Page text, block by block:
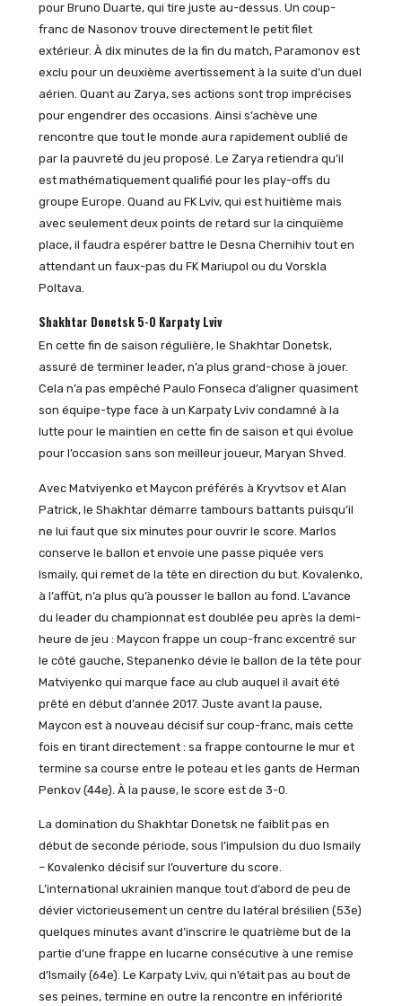
pour Bruno Duarte, qui tire juste au-dessus. Un coup-
franc de Nasonov trouve directement le petit filet
extérieur. À dix minutes de la fin du match, Paramonov est
exclu pour un deuxième avertissement à la suite d’un duel
aérien. Quant au Zarya, ses actions sont trop imprécises
pour engendrer des occasions. Ainsi s’achève une
rencontre que tout le monde aura rapidement oublié de
par la pauvreté du jeu proposé. Le Zarya retiendra qu’il
est mathématiquement qualifié pour les play-offs du
groupe Europe. Quand au FK Lviv, qui est huitième mais
avec seulement deux points de retard sur la cinquième
place, il faudra espérer battre le Desna Chernihiv tout en
attendant un faux-pas du FK Mariupol ou du Vorskla
Poltava.
Shakhtar Donetsk 5-0 Karpaty Lviv
En cette fin de saison régulière, le Shakhtar Donetsk,
assuré de terminer leader, n’a plus grand-chose à jouer.
Cela n’a pas empêché Paulo Fonseca d’aligner quasiment
son équipe-type face à un Karpaty Lviv condamné à la
lutte pour le maintien en cette fin de saison et qui évolue
pour l’occasion sans son meilleur joueur, Maryan Shved.
Avec Matviyenko et Maycon préférés à Kryvtsov et Alan
Patrick, le Shakhtar démarre tambours battants puisqu’il
ne lui faut que six minutes pour ouvrir le score. Marlos
conserve le ballon et envoie une passe piquée vers
Ismaily, qui remet de la tête en direction du but. Kovalenko,
à l’affût, n’a plus qu’à pousser le ballon au fond. L’avance
du leader du championnat est doublée peu après la demi-
heure de jeu : Maycon frappe un coup-franc excentré sur
le côté gauche, Stepanenko dévie le ballon de la tête pour
Matviyenko qui marque face au club auquel il avait été
prêté en début d’année 2017. Juste avant la pause,
Maycon est à nouveau décisif sur coup-franc, mais cette
fois en tirant directement : sa frappe contourne le mur et
termine sa course entre le poteau et les gants de Herman
Penkov (44e). À la pause, le score est de 3-0.
La domination du Shakhtar Donetsk ne faiblit pas en
début de seconde période, sous l’impulsion du duo Ismaily
– Kovalenko décisif sur l’ouverture du score.
L’international ukrainien manque tout d’abord de peu de
dévier victorieusement un centre du latéral brésilien (53e)
quelques minutes avant d’inscrire le quatrième but de la
partie d’une frappe en lucarne consécutive à une remise
d’Ismaily (64e). Le Karpaty Lviv, qui n’était pas au bout de
ses peines, termine en outre la rencontre en infériorité